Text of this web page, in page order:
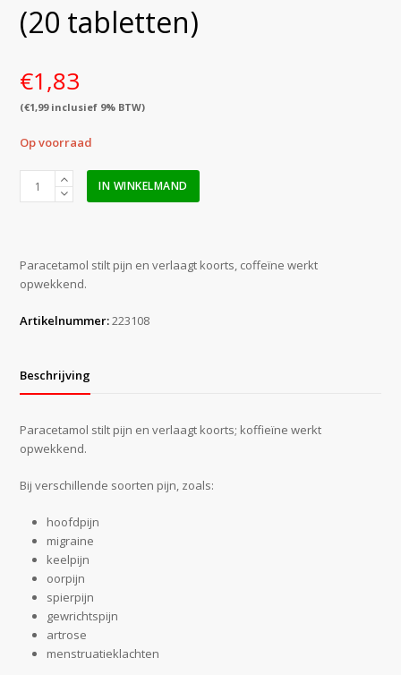
(20 tabletten)
€1,83
(€1,99inclusief 9% BTW)
Op voorraad
Paracetamol
aantal
IN WINKELMAND
Paracetamol stilt pijn en verlaagt koorts, coffeïne werkt
opwekkend.
Artikelnummer:223108
Beschrijving
Paracetamol stilt pijn en verlaagt koorts; koffieïne werkt
opwekkend.
Bij verschillende soorten pijn, zoals:
hoofdpijn
migraine
keelpijn
oorpijn
spierpijn
gewrichtspijn
artrose
menstruatieklachten